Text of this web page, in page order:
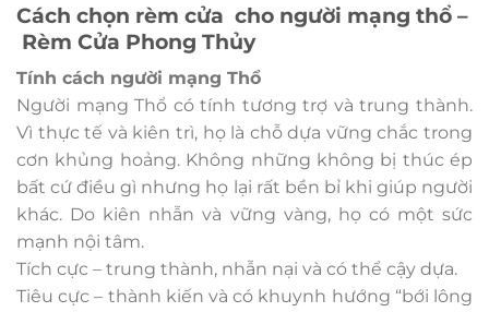
Cách chọn rèm cửa cho người mạng thổ –
Rèm Cửa Phong Thủy
Tính cách người mạng Thổ
Người mạng Thổ có tính tương trợ và trung thành.
Vì thực tế và kiên trì, họ là chỗ dựa vững chắc trong
cơn khủng hoảng. Không những không bị thúc ép
bất cứ điều gì nhưng họ lại rất bền bỉ khi giúp người
khác. Do kiên nhẫn và vững vàng, họ có một sức
mạnh nội tâm.
Tích cực – trung thành, nhẫn nại và có thể cậy dựa.
Tiêu cực – thành kiến và có khuynh hướng “bới lông